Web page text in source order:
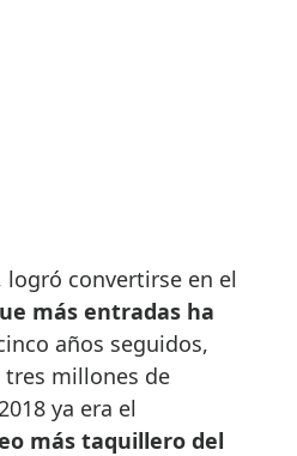
logró convertirse en el
más entradas ha
años seguidos,
tres millones de
ya era el
más taquillero del